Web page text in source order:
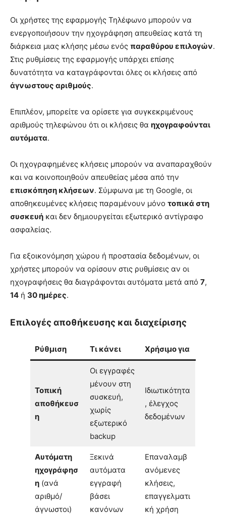
Οι χρήστες της εφαρμογής Τηλέφωνο μπορούν να
ενεργοποιήσουν την ηχογράφηση απευθείας κατά τη
διάρκεια μιας κλήσης μέσω ενός παραθύρου επιλογών.
Στις ρυθμίσεις της εφαρμογής υπάρχει επίσης
δυνατότητα να καταγράφονται όλες οι κλήσεις από
άγνωστους αριθμούς.
Επιπλέον, μπορείτε να ορίσετε για συγκεκριμένους
αριθμούς τηλεφώνου ότι οι κλήσεις θα ηχογραφούνται
αυτόματα.
Οι ηχογραφημένες κλήσεις μπορούν να αναπαραχθούν
και να κοινοποιηθούν απευθείας μέσα από την
επισκόπηση κλήσεων. Σύμφωνα με τη Google, οι
αποθηκευμένες κλήσεις παραμένουν μόνο τοπικά στη
συσκευή και δεν δημιουργείται εξωτερικό αντίγραφο
ασφαλείας.
Για εξοικονόμηση χώρου ή προστασία δεδομένων, οι
χρήστες μπορούν να ορίσουν στις ρυθμίσεις αν οι
ηχογραφήσεις θα διαγράφονται αυτόματα μετά από 7,
14 ή 30 ημέρες.
Επιλογές αποθήκευσης και διαχείρισης
Ρύθμιση Τι κάνει Χρήσιμο για
Τοπική
αποθήκευσ
η
Οι εγγραφές
μένουν στη
συσκευή,
χωρίς
εξωτερικό
backup
Ιδιωτικότητα
, έλεγχος
δεδομένων
Αυτόματη
ηχογράφησ
η(ανά
αριθμό/
άγνωστοι)
Ξεκινά
αυτόματα
εγγραφή
βάσει
κανόνων
Επαναλαμβ
ανόμενες
κλήσεις,
επαγγελματι
κή χρήση